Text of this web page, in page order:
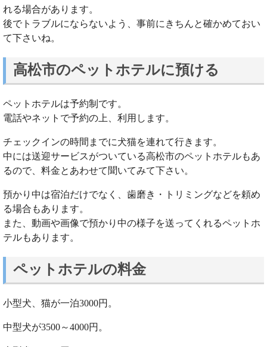
れる場合があります。
後でトラブルにならないよう、事前にきちんと確かめておい
て下さいね。
高松市のペットホテルに預ける
ペットホテルは予約制です。
電話やネットで予約の上、利用します。
チェックインの時間までに犬猫を連れて行きます。
中には送迎サービスがついている高松市のペットホテルもあ
るので、料金とあわせて聞いてみて下さい。
預かり中は宿泊だけでなく、歯磨き・トリミングなどを頼め
る場合もあります。
また、動画や画像で預かり中の様子を送ってくれるペットホ
テルもあります。
ペットホテルの料金
小型犬、猫が一泊3000円。
中型犬が3500～4000円。